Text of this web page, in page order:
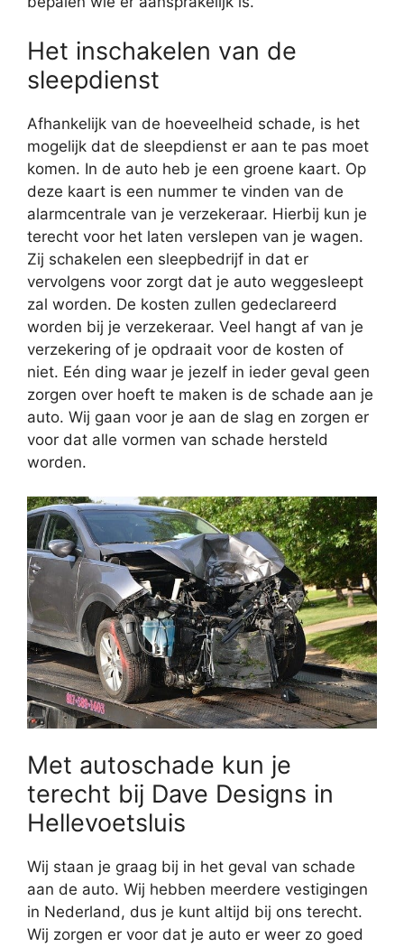
Het inschakelen van de
sleepdienst
Afhankelijk van de hoeveelheid schade, is het
mogelijk dat de sleepdienst er aan te pas moet
komen. In de auto heb je een groene kaart. Op
deze kaart is een nummer te vinden van de
alarmcentrale van je verzekeraar. Hierbij kun je
terecht voor het laten verslepen van je wagen.
Zij schakelen een sleepbedrijf in dat er
vervolgens voor zorgt dat je auto weggesleept
zal worden. De kosten zullen gedeclareerd
worden bij je verzekeraar. Veel hangt af van je
verzekering of je opdraait voor de kosten of
niet. Eén ding waar je jezelf in ieder geval geen
zorgen over hoeft te maken is de schade aan je
auto. Wij gaan voor je aan de slag en zorgen er
voor dat alle vormen van schade hersteld
worden.
Met autoschade kun je
terecht bij Dave Designs in
Hellevoetsluis
Wij staan je graag bij in het geval van schade
aan de auto. Wij hebben meerdere vestigingen
in Nederland, dus je kunt altijd bij ons terecht.
Wij zorgen er voor dat je auto er weer zo goed